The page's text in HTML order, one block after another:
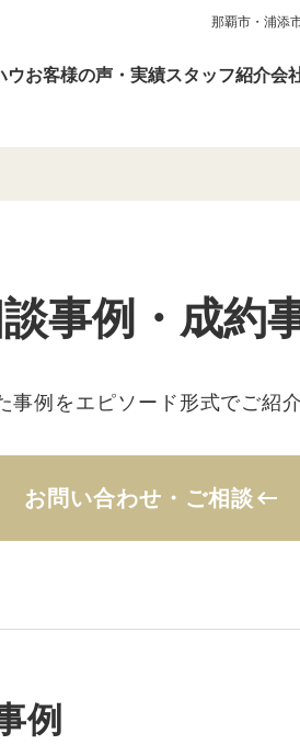
那覇市・浦添
ウお客様の声・実績スタッフ紹介会
事例・成約
例をエピソード形式でご紹
お問い合わせ・ご相談keyboard_backspace
例